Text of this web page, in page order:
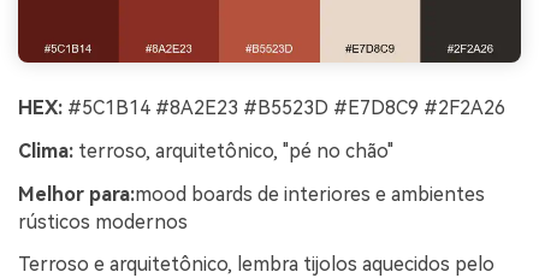
HEX: #5C1B14 #8A2E23 #B5523D #E7D8C9 #2F2A26
Clima: terroso, arquitetônico, "pé no chão"
Melhor para:mood boards de interiores e ambientes
rústicos modernos
Terroso e arquitetônico, lembra tijolos aquecidos pelo